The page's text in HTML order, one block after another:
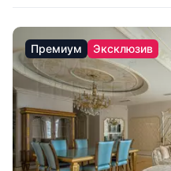
Премиум Эксклюзив